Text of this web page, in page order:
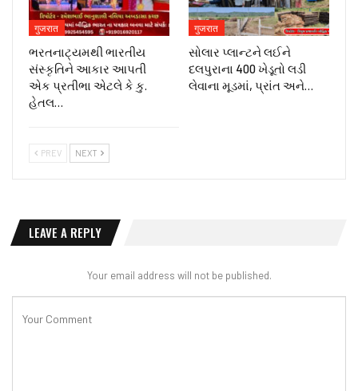
गुजरात
ભરતનાટ્યમથી ભારતીય
સંસ્કૃતિને આકાર આપતી
એક પ્રતીભા એટલે કે‌ કુ.
હેતલ…
गुजरात
સોલાર પ્લાન્ટને લઈને
દલપુરાના 400 ખેડૂતો લડી
લેવાના મૂડમાં, પ્રાંત અને…
PREV NEXT
LEAVE A REPLY
Your email address will not be published.